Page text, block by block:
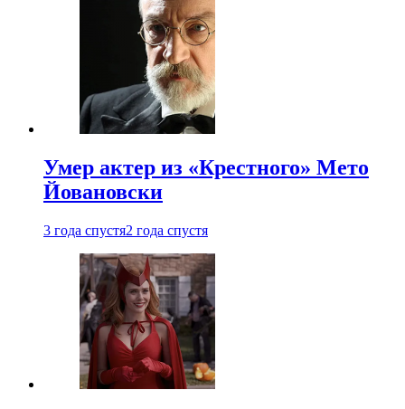
Умер актер из «Крестного» Мето
Йовановски
3 года спустя2 года спустя